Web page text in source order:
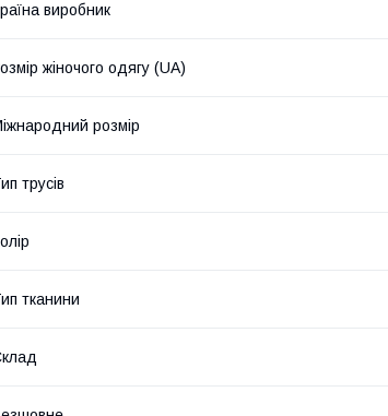
виробник
жіночого одягу (UA)
розмір
трусів
тканини